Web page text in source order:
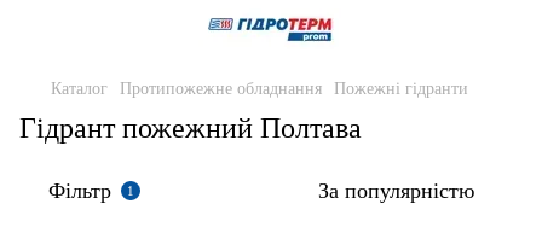
Каталог Протипожежне обладнання Пожежні гідранти
Гідрант пожежний Полтава
Фільтр 1 За популярністю